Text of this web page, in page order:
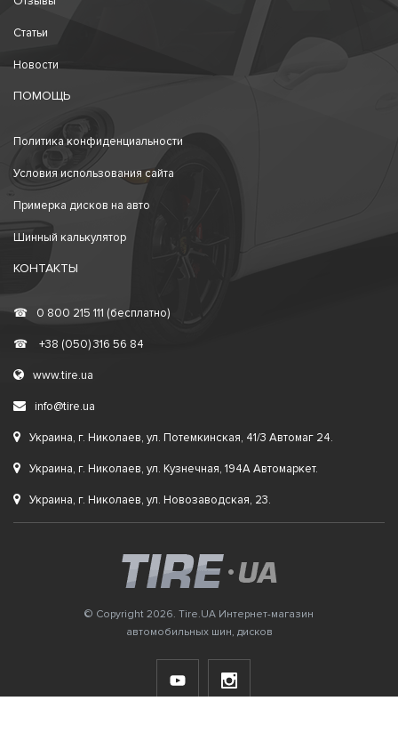
Статьи
Новости
ПОМОЩЬ
Политика конфиденциальности
Условия использования сайта
Примерка дисков на авто
Шинный калькулятор
КОНТАКТЫ
☎ 0 800 215 111 (бесплатно)
☎ +38 (050) 316 56 84
www.tire.ua
info@tire.ua
Украина, г. Николаев, ул. Потемкинская, 41/3 Автомаг 24.
Украина, г. Николаев, ул. Кузнечная, 194А Автомаркет.
Украина, г. Николаев, ул. Новозаводская, 23.
© Copyright 2026. Tire.UA Интернет-магазин
автомобильных шин, дисков